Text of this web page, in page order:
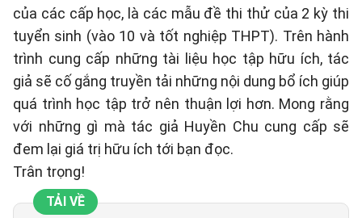
của các cấp học, là các mẫu đề thi thử của 2 kỳ thi
tuyển sinh (vào 10 và tốt nghiệp THPT). Trên hành
trình cung cấp những tài liệu học tập hữu ích, tác
giả sẽ cố gắng truyền tải những nội dung bổ ích giúp
quá trình học tập trở nên thuận lợi hơn. Mong rằng
với những gì mà tác giả Huyền Chu cung cấp sẽ
đem lại giá trị hữu ích tới bạn đọc.
Trân trọng!
TẢI VỀ